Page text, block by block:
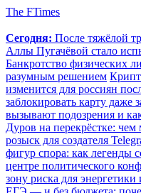
The FTimes
Сегодня: После тяжёлой
Аллы Пугачёвой стало
Банкротство физических
разумным решением
изменится для россиян
заблокировать карту даже
вызывают подозрения и
Дуров на перекрёстке:
розыск для создателя
фигур спора: как легенды
центре политического
зону риска для